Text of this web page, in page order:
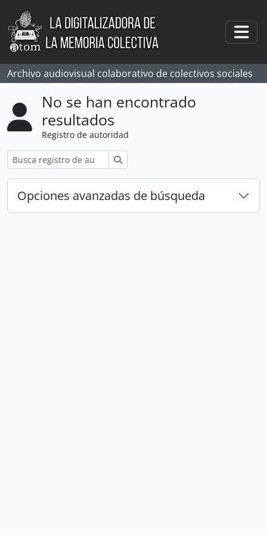
Skip to main content
Archivo audiovisual colaborativo de colectivos sociales
No se han encontrado
resultados
Registro de autoridad
Opciones avanzadas de búsqueda